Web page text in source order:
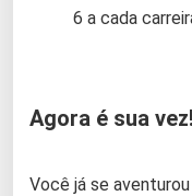
6 a cada
Agora é sua vez!
Você já se